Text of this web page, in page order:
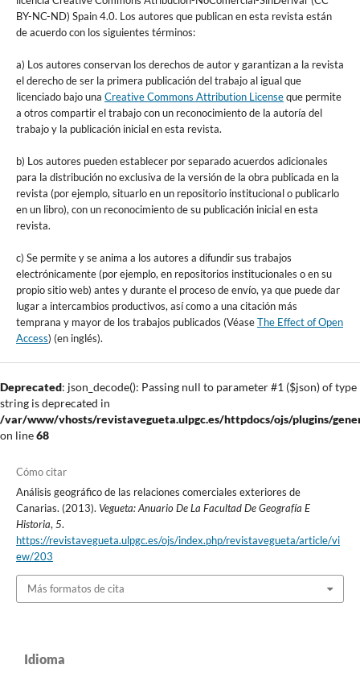
BY-NC-ND) Spain 4.0. Los autores que publican en esta revista están
de acuerdo con los siguientes términos:
a) Los autores conservan los derechos de autor y garantizan a la revista
el derecho de ser la primera publicación del trabajo al igual que
licenciado bajo una Creative Commons Attribution Licenseque permite
a otros compartir el trabajo con un reconocimiento de la autoría del
trabajo y la publicación inicial en esta revista.
b) Los autores pueden establecer por separado acuerdos adicionales
para la distribución no exclusiva de la versión de la obra publicada en la
revista (por ejemplo, situarlo en un repositorio institucional o publicarlo
en un libro), con un reconocimiento de su publicación inicial en esta
revista.
c) Se permite y se anima a los autores a difundir sus trabajos
electrónicamente (por ejemplo, en repositorios institucionales o en su
propio sitio web) antes y durante el proceso de envío, ya que puede dar
lugar a intercambios productivos, así como a una citación más
temprana y mayor de los trabajos publicados (VéaseThe Effect of Open
Access) (en inglés).
Deprecated: json_decode(): Passing null to parameter #1 ($json) of type
string is deprecated in
/var/www/vhosts/revistavegueta.ulpgc.es/httpdocs/ojs/plugins/
on line68
Cómo citar
Análisis geográfico de las relaciones comerciales exteriores de
Canarias. (2013). Vegueta: Anuario De La Facultad De Geografía E
Historia, 5.
https://revistavegueta.ulpgc.es/ojs/index.php/revistavegueta/article/vi
ew/203
Más formatos de cita
Idioma